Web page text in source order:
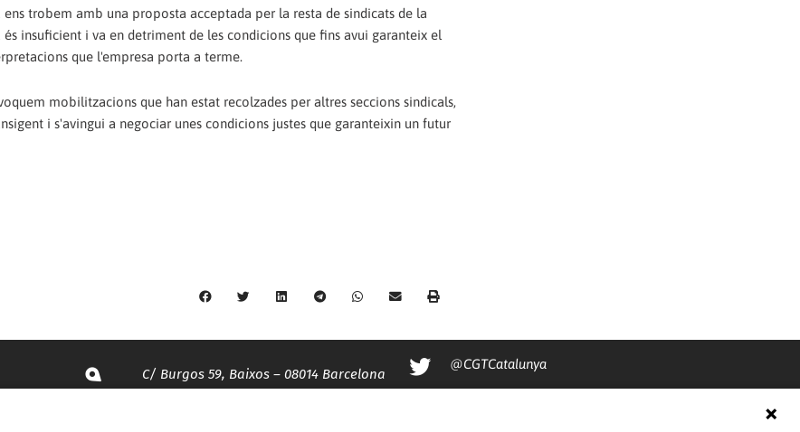
trobem amb una proposta acceptada per la resta de sindicats de la
insuficient i va en detriment de les condicions que fins avui garanteix el
que l'empresa porta a terme.
mobilitzacions que han estat recolzades per altres seccions sindicals,
i s'avingui a negociar unes condicions justes que garanteixin un futur
C/ Burgos 59, Baixos – 08014 Barcelona
@CGTCatalunya